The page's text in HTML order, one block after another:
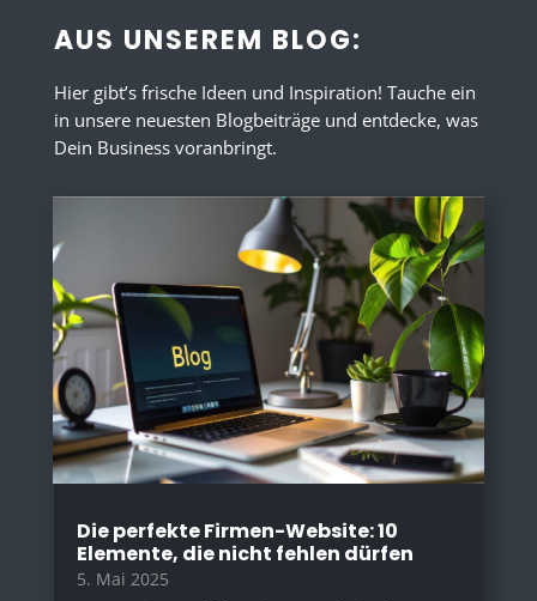
AUS UNSEREM BLOG:
Hier gibt’s frische Ideen und Inspiration! Tauche ein
in unsere neuesten Blogbeiträge und entdecke, was
Dein Business voranbringt.
Die perfekte Firmen-Website: 10
Elemente, die nicht fehlen dürfen
5. Mai 2025